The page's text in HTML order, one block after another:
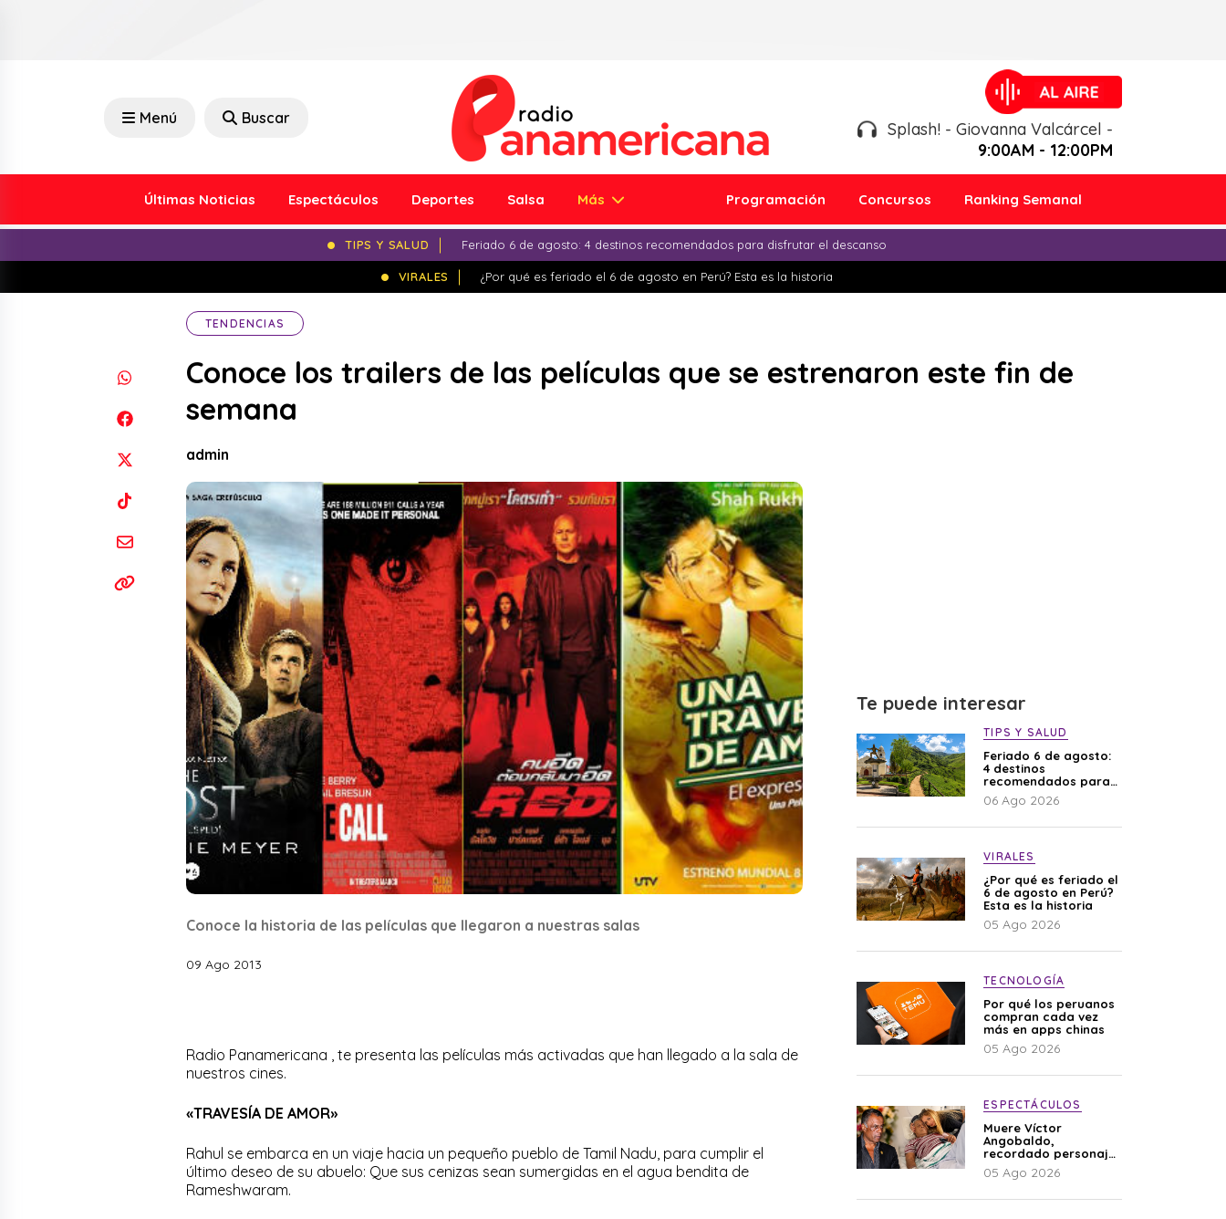
Menú Buscar
Splash! - Giovanna Valcárcel -
9:00AM - 12:00PM
Últimas Noticias Espectáculos Deportes Salsa Más Programación Concursos Ranking Semanal
TIPS Y SALUD Feriado 6 de agosto: 4 destinos recomendados para disfrutar el descanso
VIRALES ¿Por qué es feriado el 6 de agosto en Perú? Esta es la historia
TENDENCIAS
Conoce los trailers de las películas que se estrenaron este fin de
semana
admin
Conoce la historia de las películas que llegaron a nuestras salas
09 Ago 2013
Radio Panamericana , te presenta las películas más activadas que han llegado a la sala de
nuestros cines.
«TRAVESÍA DE AMOR»
Rahul se embarca en un viaje hacia un pequeño pueblo de Tamil Nadu, para cumplir el
último deseo de su abuelo: Que sus cenizas sean sumergidas en el agua bendita de
Rameshwaram.
Te puede interesar
TIPS Y SALUD
Feriado 6 de agosto:
4 destinos
recomendados para
disfrutar el descanso
06 Ago 2026
VIRALES
¿Por qué es feriado el
6 de agosto en Perú?
Esta es la historia
05 Ago 2026
TECNOLOGÍA
Por qué los peruanos
compran cada vez
más en apps chinas
05 Ago 2026
ESPECTÁCULOS
Muere Víctor
Angobaldo,
recordado personaje
de la farándula y
expareja de Shirley
05 Ago 2026